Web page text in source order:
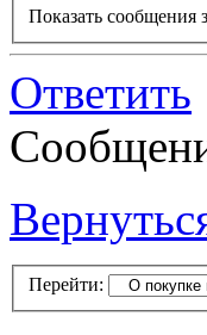
Показать сообщения
Ответить
Перейти: